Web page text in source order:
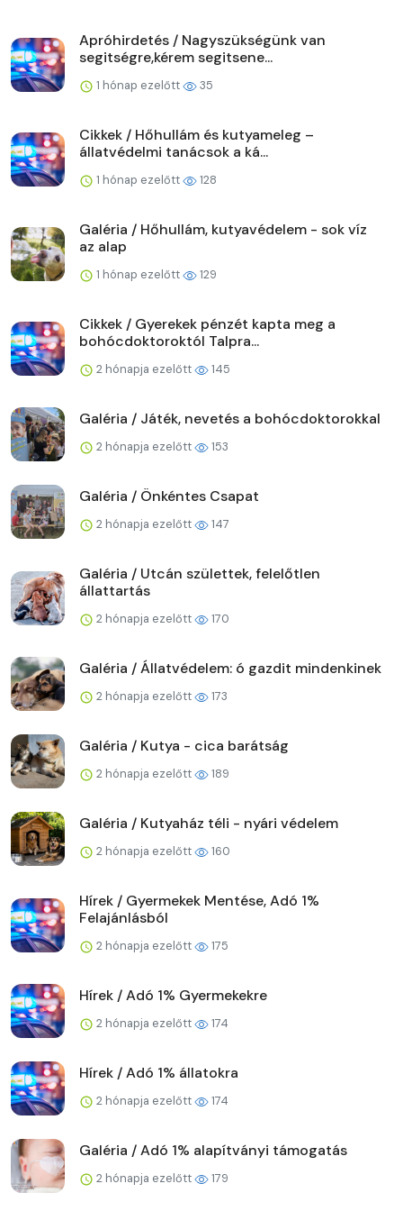
Apróhirdetés / Nagyszükségünk van
segitségre,kérem segitsene...
1 hónap ezelőtt 35
Cikkek / Hőhullám és kutyameleg –
állatvédelmi tanácsok a ká...
1 hónap ezelőtt 128
Galéria / Hőhullám, kutyavédelem - sok víz
az alap
1 hónap ezelőtt 129
Cikkek / Gyerekek pénzét kapta meg a
bohócdoktoroktól Talpra...
2 hónapja ezelőtt 145
Galéria / Játék, nevetés a bohócdoktorokkal
2 hónapja ezelőtt 153
Galéria / Önkéntes Csapat
2 hónapja ezelőtt 147
Galéria / Utcán születtek, felelőtlen
állattartás
2 hónapja ezelőtt 170
Galéria / Állatvédelem: ó gazdit mindenkinek
2 hónapja ezelőtt 173
Galéria / Kutya - cica barátság
2 hónapja ezelőtt 189
Galéria / Kutyaház téli - nyári védelem
2 hónapja ezelőtt 160
Hírek / Gyermekek Mentése, Adó 1%
Felajánlásból
2 hónapja ezelőtt 175
Hírek / Adó 1% Gyermekekre
2 hónapja ezelőtt 174
Hírek / Adó 1% állatokra
2 hónapja ezelőtt 174
Galéria / Adó 1% alapítványi támogatás
2 hónapja ezelőtt 179